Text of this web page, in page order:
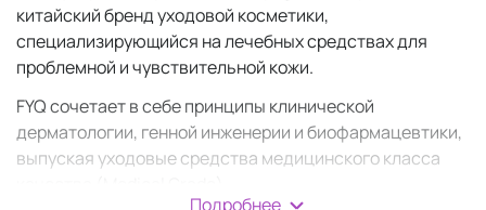
китайский бренд уходовой косметики,
специализирующийся на лечебных средствах для
проблемной и чувствительной кожи.
FYQ сочетает в себе принципы клинической
дерматологии, генной инженерии и биофармацевтики,
выпуская уходовые средства медицинского класса
Подробнее